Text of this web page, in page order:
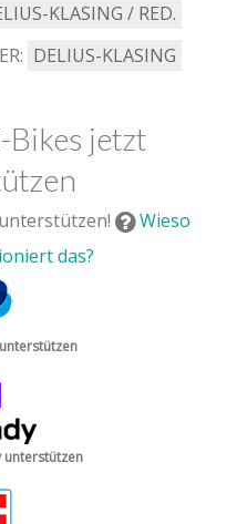
KLASING / RED.
DELIUS-KLASING
Bikes jetzt
Wieso
das?
unterstützen